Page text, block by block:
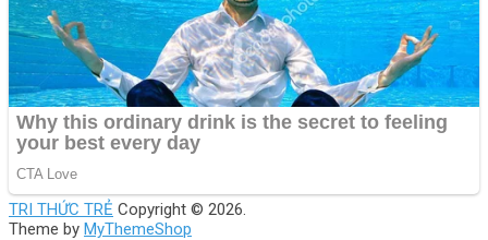
TRI THỨC TRẺ Copyright © 2026.
Theme by MyThemeShop